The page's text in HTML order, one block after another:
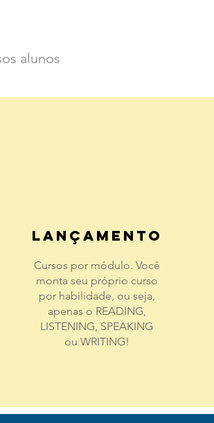
alunos
LANÇAMENTO
Cursos por módulo. Você
monta seu próprio curso
por habilidade, ou seja,
apenas o READING,
LISTENING, SPEAKING
ou WRITING!